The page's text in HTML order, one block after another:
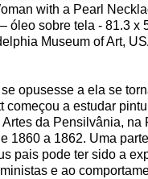
with a Pearl
óleo sobre tela - 81.3 x
Museum of Art,
opusesse a ela se
começou a estudar
da Pensilvânia, na
1860 a 1862. Uma
pais pode ter sido a
e ao